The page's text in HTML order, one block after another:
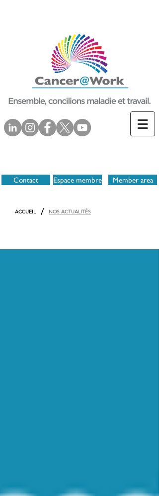
Contact Espace membre Member area
ACCUEIL / NOS ACTUALITÉS